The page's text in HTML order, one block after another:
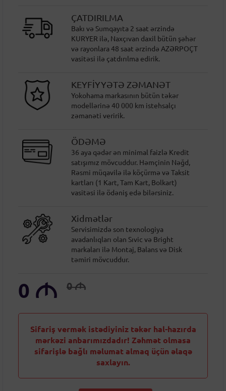
ÇATDIRILMA
Bakı və Sumqayıta 2 saat ərzində
KURYER ilə, Naxçıvan daxil bütün şəhər
və rayonlara 48 saat ərzində AZƏRPOÇT
vasitəsi ilə çatdırılma edirik.
KEYFİYYƏTƏ ZƏMANƏT
Yokohama markasının bütün təkər
modellərinə 40 000 km istehsalçı
zəmanəti veririk.
ÖDƏMƏ
36 aya qədər ən minimal faizlə Kredit
satışımız mövcuddur. Həmçinin Nəğd,
Rəsmi müqavilə ilə köçürmə və Taksit
kartları (1 Kart, Tam Kart, Bolkart)
vasitəsi ilə ödəniş edə bilərsiniz.
Xidmətlər
Servisimizdə son texnologiya
avadanlıqları olan Sıvic və Bright
markaları ilə Montaj, Balans və Disk
təmiri mövcuddur.
0 M 0M
Sifariş vermək istədiyiniz təkər hal-hazırda
mərkəzi anbarımızdadır! Zəhmət olmasa
sifarişlə bağlı məlumat almaq üçün əlaqə
saxlayın.